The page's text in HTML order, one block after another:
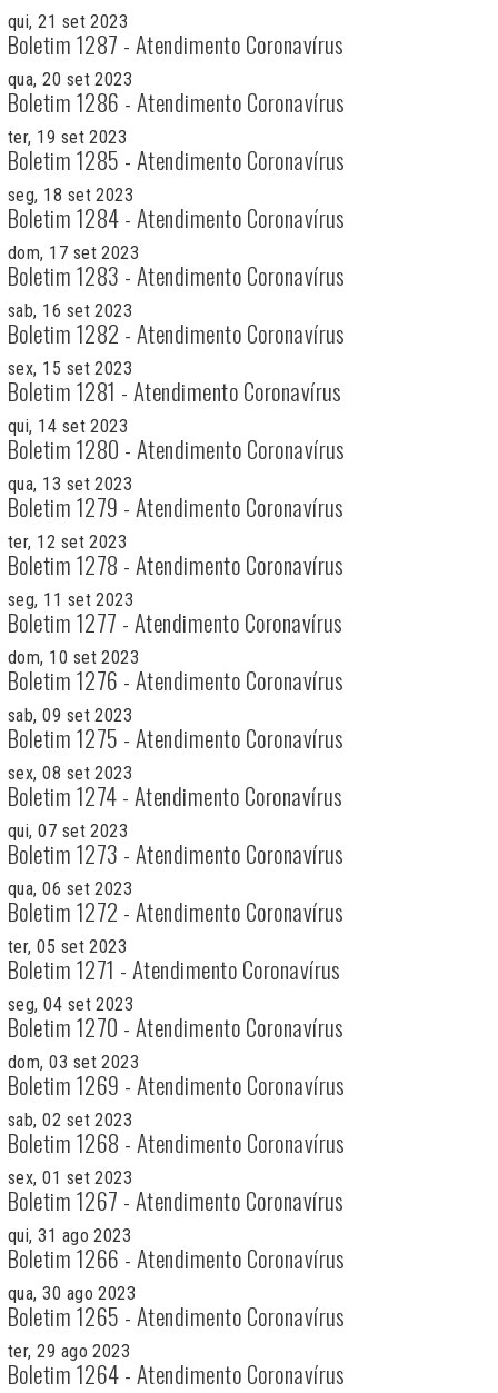
qui, 21 set 2023
Boletim 1287 - Atendimento Coronavírus
qua, 20 set 2023
Boletim 1286 - Atendimento Coronavírus
ter, 19 set 2023
Boletim 1285 - Atendimento Coronavírus
seg, 18 set 2023
Boletim 1284 - Atendimento Coronavírus
dom, 17 set 2023
Boletim 1283 - Atendimento Coronavírus
sab, 16 set 2023
Boletim 1282 - Atendimento Coronavírus
sex, 15 set 2023
Boletim 1281 - Atendimento Coronavírus
qui, 14 set 2023
Boletim 1280 - Atendimento Coronavírus
qua, 13 set 2023
Boletim 1279 - Atendimento Coronavírus
ter, 12 set 2023
Boletim 1278 - Atendimento Coronavírus
seg, 11 set 2023
Boletim 1277 - Atendimento Coronavírus
dom, 10 set 2023
Boletim 1276 - Atendimento Coronavírus
sab, 09 set 2023
Boletim 1275 - Atendimento Coronavírus
sex, 08 set 2023
Boletim 1274 - Atendimento Coronavírus
qui, 07 set 2023
Boletim 1273 - Atendimento Coronavírus
qua, 06 set 2023
Boletim 1272 - Atendimento Coronavírus
ter, 05 set 2023
Boletim 1271 - Atendimento Coronavírus
seg, 04 set 2023
Boletim 1270 - Atendimento Coronavírus
dom, 03 set 2023
Boletim 1269 - Atendimento Coronavírus
sab, 02 set 2023
Boletim 1268 - Atendimento Coronavírus
sex, 01 set 2023
Boletim 1267 - Atendimento Coronavírus
qui, 31 ago 2023
Boletim 1266 - Atendimento Coronavírus
qua, 30 ago 2023
Boletim 1265 - Atendimento Coronavírus
ter, 29 ago 2023
Boletim 1264 - Atendimento Coronavírus